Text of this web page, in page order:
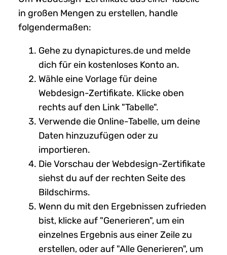
in großen Mengen zu erstellen, handle
folgendermaßen:
Gehe zu dynapictures.de und melde
dich für ein kostenloses Konto an.
Wähle eine Vorlage für deine
Webdesign-Zertifikate. Klicke oben
rechts auf den Link "Tabelle".
Verwende die Online-Tabelle, um deine
Daten hinzuzufügen oder zu
importieren.
Die Vorschau der Webdesign-Zertifikate
siehst du auf der rechten Seite des
Bildschirms.
Wenn du mit den Ergebnissen zufrieden
bist, klicke auf "Generieren", um ein
einzelnes Ergebnis aus einer Zeile zu
erstellen, oder auf "Alle Generieren", um